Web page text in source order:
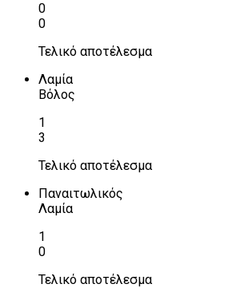
0
0
Τελικό αποτέλεσμα
Λαμία
Βόλος
1
3
Τελικό αποτέλεσμα
Παναιτωλικός
Λαμία
1
0
Τελικό αποτέλεσμα